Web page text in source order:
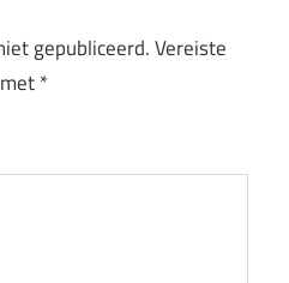
gepubliceerd.Vereiste
*